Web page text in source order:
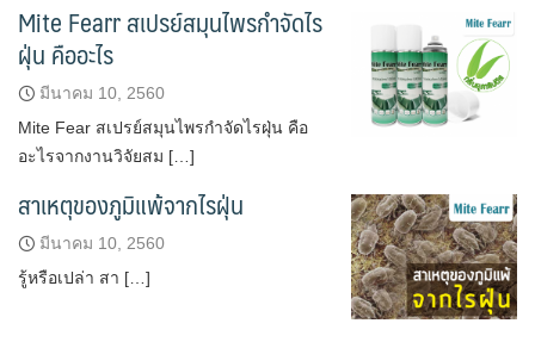
Mite Fearr สเปรย์สมุนไพรกำจัดไร
ฝุ่น คืออะไร
มีนาคม 10, 2560
Mite Fear สเปรย์สมุนไพรกำจัดไรฝุ่น คือ
อะไรจากงานวิจัยสม […]
สาเหตุของภูมิแพ้จากไรฝุ่น
มีนาคม 10, 2560
รู้หรือเปล่า สา […]